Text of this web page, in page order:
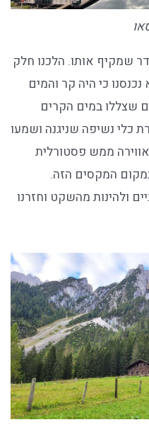
שמקיף אותו. הלכנו חלק
כי היה קר והמים
שצללו במים הקרים
כלי נשיפה שניגנה ושמעו
ממש פסטורלית
המקסים הזה.
ולהינות מהשקט וחזרנו